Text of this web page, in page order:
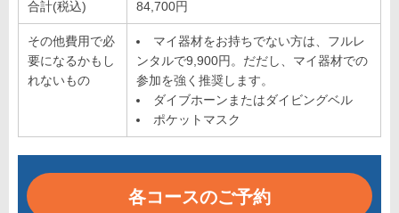
合計(税込) 84,700円
その他費用で必
要になるかもし
れないもの
マイ器材をお持ちでない方は、フルレ
ンタルで9,900円。だだし、マイ器材での
参加を強く推奨します。
ダイブホーンまたはダイビングベル
ポケットマスク
各コースのご予約